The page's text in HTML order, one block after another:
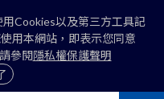
Cookies以及第三方工具記
用本網站，即表示您同意
參閱隱私權保護聲明